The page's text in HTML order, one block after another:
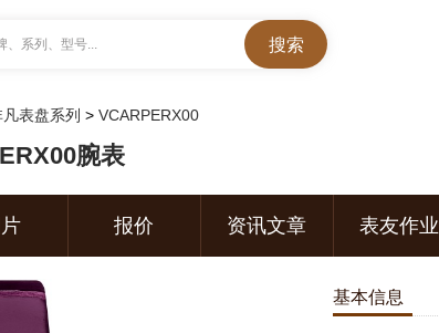
、系列、型号...
表盘系列 > VCARPERX00
腕表
报价 资讯文章 表友作业
基本信息